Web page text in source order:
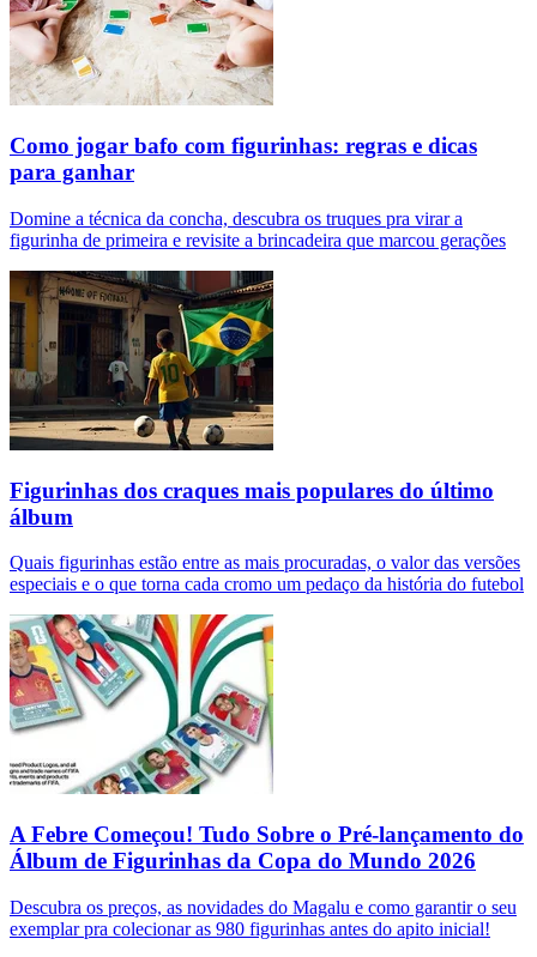
Como jogar bafo com figurinhas: regras e dicas
para ganhar
Domine a técnica da concha, descubra os truques pra virar a
figurinha de primeira e revisite a brincadeira que marcou gerações
Figurinhas dos craques mais populares do último
álbum
Quais figurinhas estão entre as mais procuradas, o valor das versões
especiais e o que torna cada cromo um pedaço da história do futebol
A Febre Começou! Tudo Sobre o Pré-lançamento do
Álbum de Figurinhas da Copa do Mundo 2026
Descubra os preços, as novidades do Magalu e como garantir o seu
exemplar pra colecionar as 980 figurinhas antes do apito inicial!